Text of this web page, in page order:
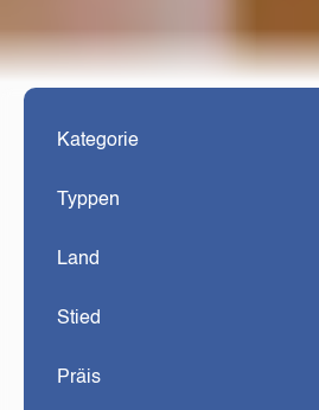
Kategorie
Typpen
Land
Stied
Präis